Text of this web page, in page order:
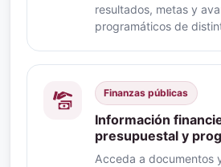
resultados, metas y
programáticos de
Finanzas públicas
Información
presupuestal y
Acceda a documentos